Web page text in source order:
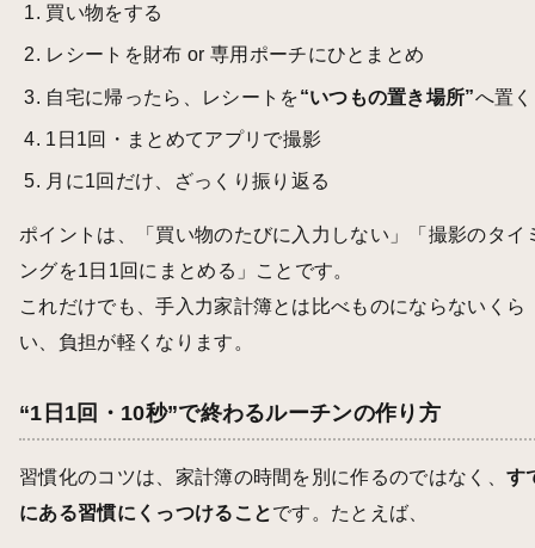
買い物をする
レシートを財布 or 専用ポーチにひとまとめ
自宅に帰ったら、レシートを“いつもの置き場所”へ置く
1日1回・まとめてアプリで撮影
月に1回だけ、ざっくり振り返る
ポイントは、「買い物のたびに入力しない」「撮影のタイ
ングを1日1回にまとめる」ことです。
これだけでも、手入力家計簿とは比べものにならないくら
い、負担が軽くなります。
“1日1回・10秒”で終わるルーチンの作り方
習慣化のコツは、家計簿の時間を別に作るのではなく、 す
にある習慣にくっつけることです。たとえば、